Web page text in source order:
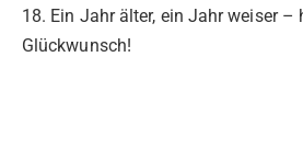
18. Ein Jahr älter, ein Jahr weiser –
Glückwunsch!